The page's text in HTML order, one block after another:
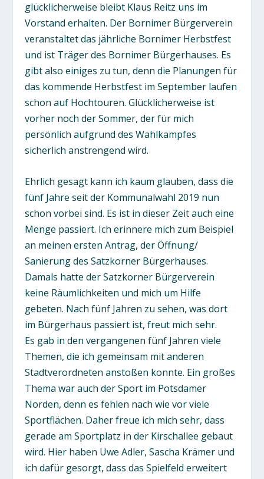
glücklicherweise bleibt Klaus Reitz uns im
Vorstand erhalten. Der Bornimer Bürgerverein
veranstaltet das jährliche Bornimer Herbstfest
und ist Träger des Bornimer Bürgerhauses. Es
gibt also einiges zu tun, denn die Planungen für
das kommende Herbstfest im September laufen
schon auf Hochtouren. Glücklicherweise ist
vorher noch der Sommer, der für mich
persönlich aufgrund des Wahlkampfes
sicherlich anstrengend wird.
Ehrlich gesagt kann ich kaum glauben, dass die
fünf Jahre seit der Kommunalwahl 2019 nun
schon vorbei sind. Es ist in dieser Zeit auch eine
Menge passiert. Ich erinnere mich zum Beispiel
an meinen ersten Antrag, der Öffnung/
Sanierung des Satzkorner Bürgerhauses.
Damals hatte der Satzkorner Bürgerverein
keine Räumlichkeiten und mich um Hilfe
gebeten. Nach fünf Jahren zu sehen, was dort
im Bürgerhaus passiert ist, freut mich sehr.
Es gab in den vergangenen fünf Jahren viele
Themen, die ich gemeinsam mit anderen
Stadtverordneten anstoßen konnte. Ein großes
Thema war auch der Sport im Potsdamer
Norden, denn es fehlen nach wie vor viele
Sportflächen. Daher freue ich mich sehr, dass
gerade am Sportplatz in der Kirschallee gebaut
wird. Hier haben Uwe Adler, Sascha Krämer und
ich dafür gesorgt, dass das Spielfeld erweitert